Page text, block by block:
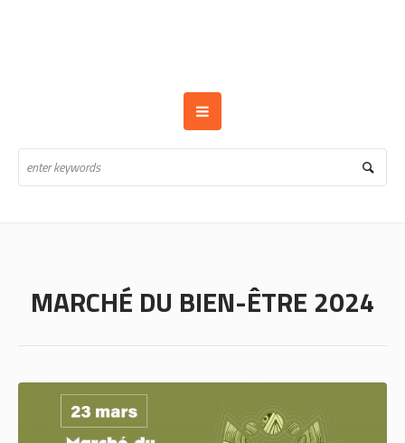
MARCHÉ DU BIEN-ÊTRE 2024